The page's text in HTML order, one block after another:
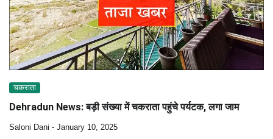
चकराता
Dehradun News: बड़ी संख्या में चकराता पहुंचे पर्यटक, लगा जाम
Saloni Dani January 10, 2025